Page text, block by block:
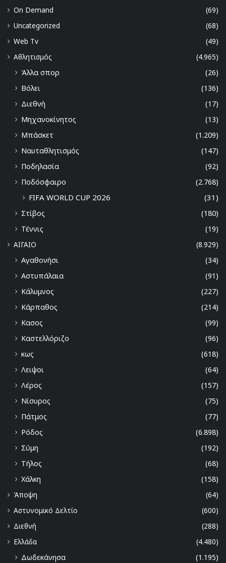
On Demand
(69)
Uncategorized
(68)
Web Tv
(49)
Αθλητισμός
(4.965)
Άλλα σπορ
(26)
Βόλει
(136)
Διεθνή
(17)
Μηχανοκίνητος
(13)
Μπάσκετ
(1.209)
Ναυταθλητισμός
(147)
Ποδηλασία
(92)
Ποδόσφαιρο
(2.768)
FIFA WORLD CUP 2026 (31)
Στίβος
(180)
Τέννις
(19)
ΑΙΓΑΙΟ
(8.929)
Αγαθονήσι
(34)
Αστυπάλαια
(91)
Κάλυμνος
(227)
Κάρπαθος
(214)
Κασος
(99)
Καστελλόριζο
(96)
κως
(618)
Λειψοι
(64)
Λέρος
(157)
Νίσυρος
(75)
Πάτμος
(77)
Ρόδος
(6.898)
Σύμη
(192)
Τήλος
(68)
Χάλκη
(158)
Άποψη
(64)
Αστυνομικό Δελτίο
(600)
Διεθνή
(288)
Ελλάδα
(4.480)
Δωδεκάνησα
(1.195)